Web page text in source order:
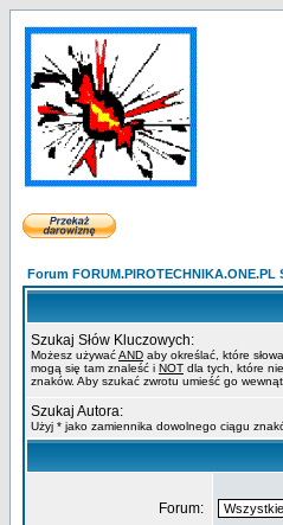
Forum FORUM.PIROTECHNIKA.ONE.PL
Szukaj Słów Kluczowych:
Możesz używaćAND aby określać, które
mogą się tam znaleść i NOT dla tych, które
znaków. Aby szukać zwrotu umieść go
Szukaj Autora:
Użyj * jako zamiennika dowolnego ciągu
Forum: